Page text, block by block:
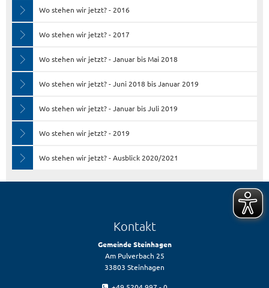
Wo stehen wir jetzt? - 2016
Wo stehen wir jetzt? - 2017
Wo stehen wir jetzt? - Januar bis Mai 2018
Wo stehen wir jetzt? - Juni 2018 bis Januar 2019
Wo stehen wir jetzt? - Januar bis Juli 2019
Wo stehen wir jetzt? - 2019
Wo stehen wir jetzt? - Ausblick 2020/2021
Kontakt
Gemeinde Steinhagen
Am Pulverbach 25
33803 Steinhagen